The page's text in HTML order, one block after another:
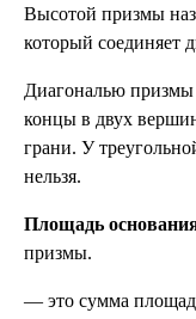
Высотой призмы
который соединяет
Диагональю призмы
концы в двух
грани. У
нельзя.
Площадь
призмы.
— это сумма